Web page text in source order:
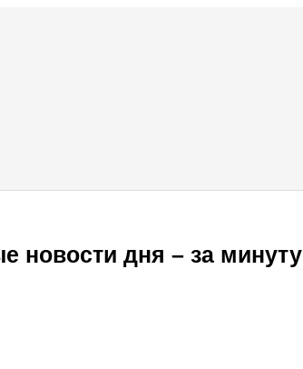
новости дня – за минуту